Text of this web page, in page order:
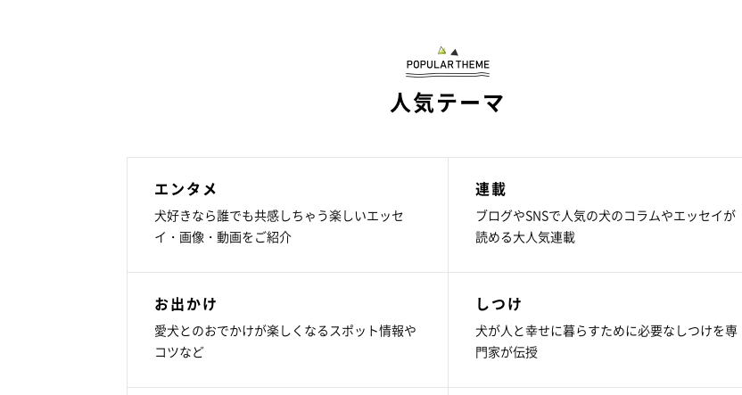
人気テーマ
エンタメ
犬好きなら誰でも共感しちゃう楽しいエッセ
イ・画像・動画をご紹介
連載
ブログやSNSで人気の犬のコラムやエッセイが
読める大人気連載
お出かけ
愛犬とのおでかけが楽しくなるスポット情報や
コツなど
しつけ
犬が人と幸せに暮らすために必要なしつけを専
門家が伝授